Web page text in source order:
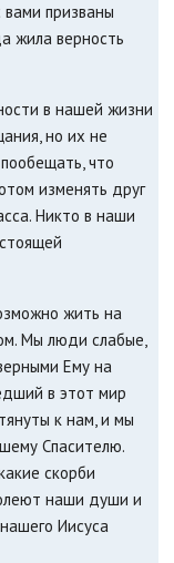
вами призваны
жила верность
в нашей жизни
но их не
что
изменять друг
Никто в наши
жить на
Мы люди слабые,
Ему на
в этот мир
к нам, и мы
Спасителю.
скорби
наши души и
Иисуса